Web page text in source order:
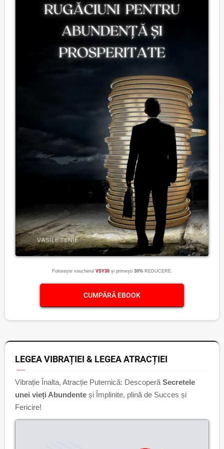
Folosește voucherul VSY30 și primești 30%REDUCERE.
CUMPĂRĂ EBOOK
LEGEA VIBRAȚIEI & LEGEA ATRACȚIEI
Vibrație Înalta, Atracție Puternică: Descoperă Secretele
unei vieți Abundente și Împlinite, plină de Succes și
Fericire!